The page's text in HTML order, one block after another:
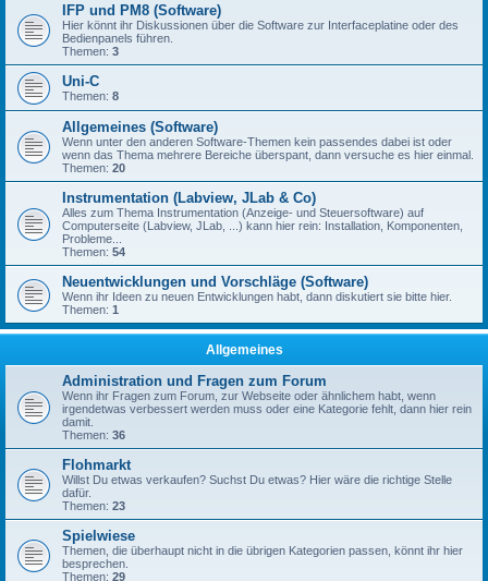
IFP und PM8 (Software)
Hier könnt ihr Diskussionen über die Software zur Interfaceplatine oder des
Bedienpanels führen.
Themen: 3
Uni-C
Themen: 8
Allgemeines (Software)
Wenn unter den anderen Software-Themen kein passendes dabei ist oder
wenn das Thema mehrere Bereiche überspant, dann versuche es hier einmal.
Themen: 20
Instrumentation (Labview, JLab & Co)
Alles zum Thema Instrumentation (Anzeige- und Steuersoftware) auf
Computerseite (Labview, JLab, ...) kann hier rein: Installation, Komponenten,
Probleme...
Themen: 54
Neuentwicklungen und Vorschläge (Software)
Wenn ihr Ideen zu neuen Entwicklungen habt, dann diskutiert sie bitte hier.
Themen: 1
Allgemeines
Administration und Fragen zum Forum
Wenn ihr Fragen zum Forum, zur Webseite oder ähnlichem habt, wenn
irgendetwas verbessert werden muss oder eine Kategorie fehlt, dann hier rein
damit.
Themen: 36
Flohmarkt
Willst Du etwas verkaufen? Suchst Du etwas? Hier wäre die richtige Stelle
dafür.
Themen: 23
Spielwiese
Themen, die überhaupt nicht in die übrigen Kategorien passen, könnt ihr hier
besprechen.
Themen: 29